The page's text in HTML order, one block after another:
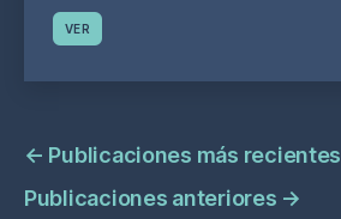
VER
Navegación
de
← Publicaciones más recientes
Publicaciones anteriores →